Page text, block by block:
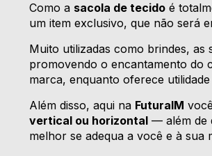
Como a sacola de tecido é
um item exclusivo, que não será
Muito utilizadas como brindes, as
promovendo o encantamento do
marca, enquanto oferece
Além disso, aqui na FuturaIM
vertical ou horizontal — além de
melhor se adequa a você e à sua